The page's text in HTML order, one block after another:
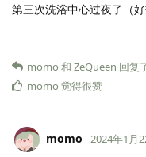
第三次洗浴中心过夜了（
momo 和 ZeQueen 回复
momo 觉得很赞
momo 2024年1月